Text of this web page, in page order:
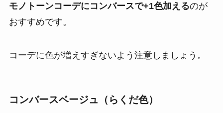
モノトーンコーデにコンバースで+1色加えるのが
おすすめです。
コーデに色が増えすぎないよう注意しましょう。
コンバースベージュ（らくだ色）